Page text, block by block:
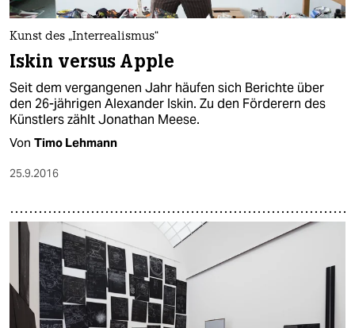
Kunst des „Interrealismus“
Iskin versus Apple
Seit dem vergangenen Jahr häufen sich Berichte über
den 26-jährigen Alexander Iskin. Zu den Förderern des
Künstlers zählt Jonathan Meese.
Von Timo Lehmann
25.9.2016